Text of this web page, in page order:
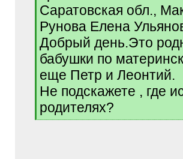
Саратовская обл.,
Рунова Елена
Добрый день.Это
бабушки по
еще Петр и Леонтий.
Не подскажете , где
родителях?
[